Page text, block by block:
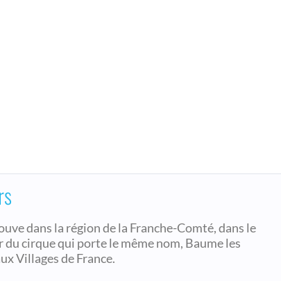
dans la région de la Franche-Comté, dans le
cirque qui porte le même nom, Baume les
Villages de France.